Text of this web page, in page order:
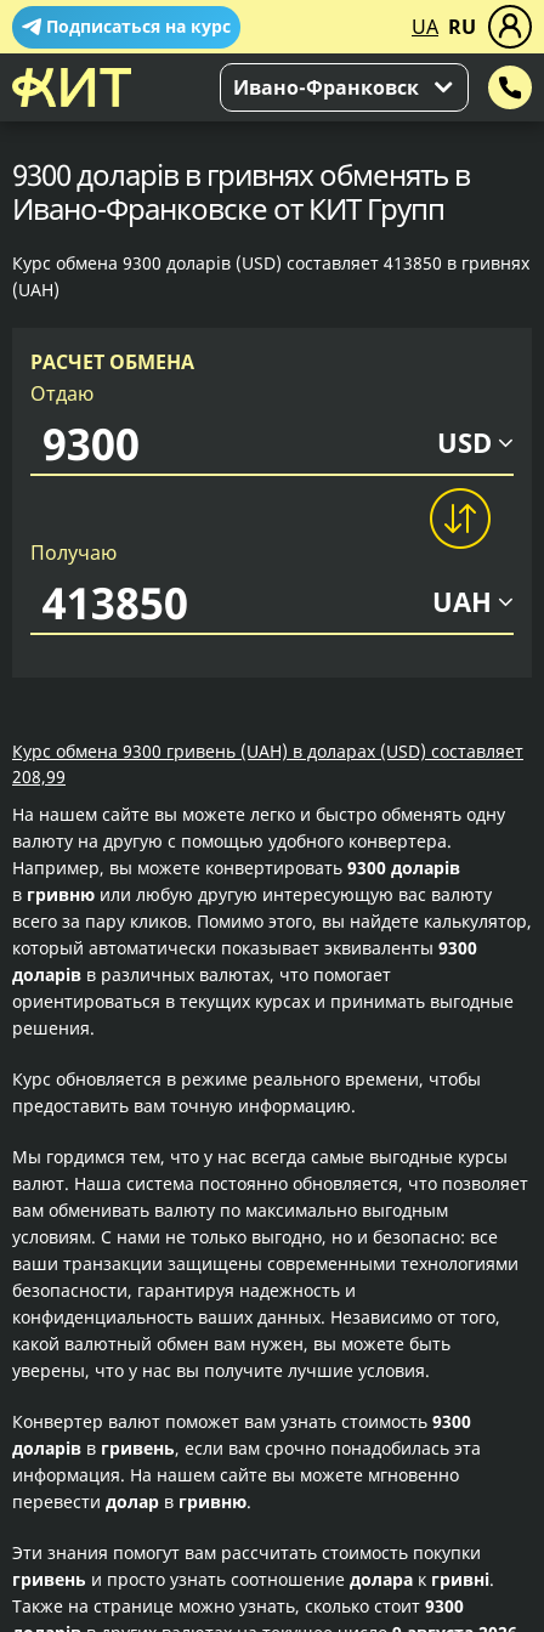
Подписаться на курс UA RU
Ивано-Франковск
9300 доларів в гривнях обменять в
Ивано-Франковске от КИТ Групп
Курс обмена 9300 доларів (USD) составляет 413850 в гривнях
(UAH)
РАСЧЕТ ОБМЕНА
Отдаю
USD
Получаю
UAH
Курс обмена 9300 гривень (UAH) в доларах (USD) составляет
208,99
На нашем сайте вы можете легко и быстро обменять одну
валюту на другую с помощью удобного конвертера.
Например, вы можете конвертировать 9300 доларів
в гривню или любую другую интересующую вас валюту
всего за пару кликов. Помимо этого, вы найдете калькулятор,
который автоматически показывает эквиваленты 9300
доларів в различных валютах, что помогает
ориентироваться в текущих курсах и принимать выгодные
решения.
Курс обновляется в режиме реального времени, чтобы
предоставить вам точную информацию.
Мы гордимся тем, что у нас всегда самые выгодные курсы
валют. Наша система постоянно обновляется, что позволяет
вам обменивать валюту по максимально выгодным
условиям. С нами не только выгодно, но и безопасно: все
ваши транзакции защищены современными технологиями
безопасности, гарантируя надежность и
конфиденциальность ваших данных. Независимо от того,
какой валютный обмен вам нужен, вы можете быть
уверены, что у нас вы получите лучшие условия.
Конвертер валют поможет вам узнать стоимость 9300
доларів в гривень, если вам срочно понадобилась эта
информация. На нашем сайте вы можете мгновенно
перевести долар в гривню.
Эти знания помогут вам рассчитать стоимость покупки
гривень и просто узнать соотношение долара к гривні.
Также на странице можно узнать, сколько стоит 9300